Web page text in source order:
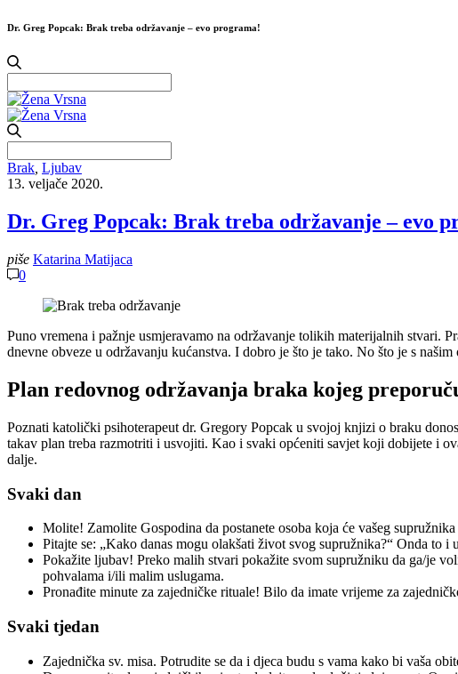
Dr. Greg Popcak: Brak treba održavanje – evo programa!
for:
for:
Brak Ljubav
13. veljače 2020.
Dr. Greg Popcak: Brak treba održavanje – evo
piše Katarina Matijaca
0
Puno vremena i pažnje usmjeravamo na održavanje tolikih materijalnih stvari.
dnevne obveze u održavanju kućanstva. I dobro je što je tako. No što je s
Plan redovnog održavanja braka kojeg
Poznati katolički psihoterapeut dr. Gregory Popcak u svojoj knjizi o braku
takav plan treba razmotriti i usvojiti. Kao i svaki općeniti savjet koji dobijete i
dalje.
Svaki dan
Molite! Zamolite Gospodina da postanete osoba koja će vašeg
Pitajte se: „Kako danas mogu olakšati život svog supružnika?“ Onda to i
Pokažite ljubav! Preko malih stvari pokažite svom supružniku da ga/je
pohvalama i/ili malim uslugama.
Pronađite minute za zajedničke rituale! Bilo da imate vrijeme za
Svaki tjedan
Zajednička sv. misa. Potrudite se da i djeca budu s vama kako bi vaša